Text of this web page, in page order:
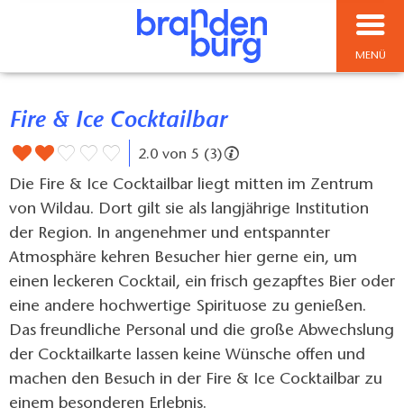
MENÜ
Fire & Ice Cocktailbar
2.0 von 5 (3)
Die Fire & Ice Cocktailbar liegt mitten im Zentrum
von Wildau. Dort gilt sie als langjährige Institution
der Region. In angenehmer und entspannter
Atmosphäre kehren Besucher hier gerne ein, um
einen leckeren Cocktail, ein frisch gezapftes Bier oder
eine andere hochwertige Spirituose zu genießen.
Das freundliche Personal und die große Abwechslung
der Cocktailkarte lassen keine Wünsche offen und
machen den Besuch in der Fire & Ice Cocktailbar zu
einem besonderen Erlebnis.